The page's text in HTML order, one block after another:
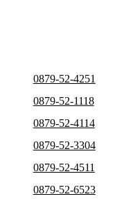
0879-52-4251
0879-52-1118
0879-52-4114
0879-52-3304
0879-52-4511
0879-52-6523